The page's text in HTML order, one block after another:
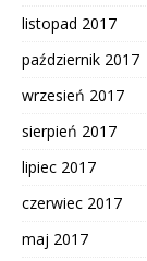
listopad 2017
październik 2017
wrzesień 2017
sierpień 2017
lipiec 2017
czerwiec 2017
maj 2017